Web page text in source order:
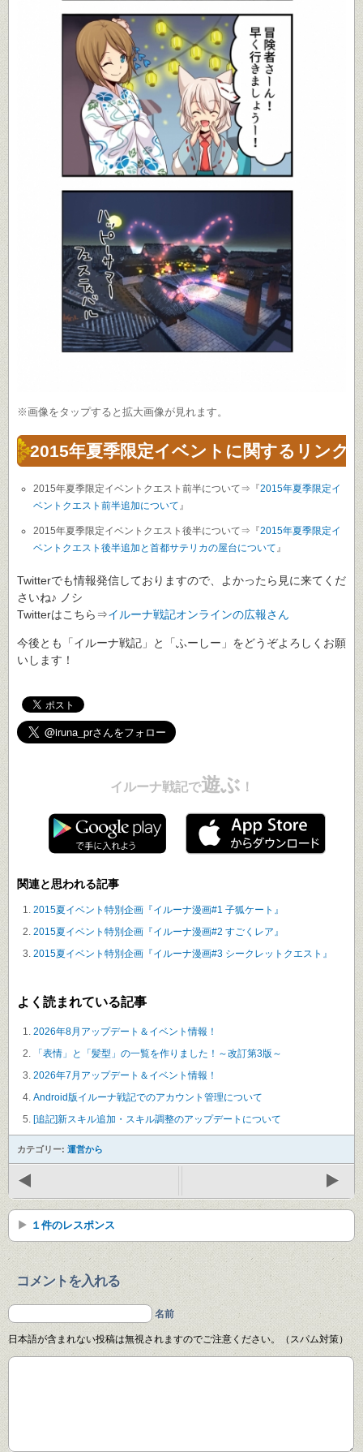
※画像をタップすると拡大画像が見れます。
2015年夏季限定イベントに関するリンク
2015年夏季限定イベントクエスト前半について⇒『2015年夏季限定イ
ベントクエスト前半追加について』
2015年夏季限定イベントクエスト後半について⇒『2015年夏季限定イ
ベントクエスト後半追加と首都サテリカの屋台について』
Twitterでも情報発信しておりますので、よかったら見に来てくだ
さいね♪ ノシ
Twitterはこちら⇒イルーナ戦記オンラインの広報さん
今後とも「イルーナ戦記」と「ふーしー」をどうぞよろしくお願
いします！
イルーナ戦記で遊ぶ ！
関連と思われる記事
2015夏イベント特別企画『イルーナ漫画#1 子狐ケート』
2015夏イベント特別企画『イルーナ漫画#2 すごくレア』
2015夏イベント特別企画『イルーナ漫画#3 シークレットクエスト』
よく読まれている記事
2026年8月アップデート＆イベント情報！
「表情」と「髪型」の一覧を作りました！～改訂第3版～
2026年7月アップデート＆イベント情報！
Android版イルーナ戦記でのアカウント管理について
[追記]新スキル追加・スキル調整のアップデートについて
カテゴリー: 運営から
１件のレスポンス
コメントを入れる
名前
日本語が含まれない投稿は無視されますのでご注意ください。（スパム対策）